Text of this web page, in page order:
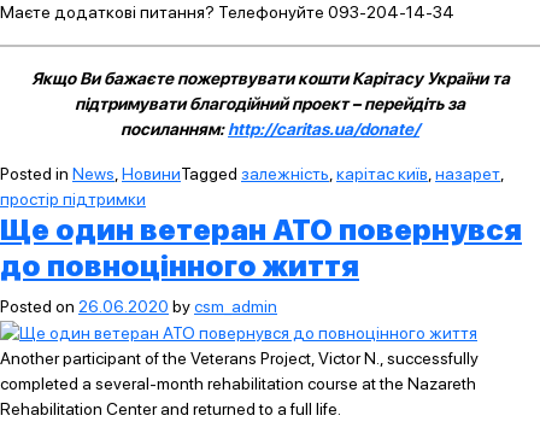
Маєте додаткові питання? Телефонуйте 093-204-14-34
Якщо Ви бажаєте пожертвувати кошти Карітасу України та
підтримувати благодійний проект – перейдіть за
посиланням:http://caritas.ua/donate/
Posted in News НовиниTagged залежність карітас київ назарет
простір підтримки
Ще один ветеран АТО повернувся
до повноцінного життя
Posted on 26.06.2020 bycsm_admin
Another participant of the Veterans Project, Victor N., successfully
completed a several-month rehabilitation course at the Nazareth
Rehabilitation Center and returned to a full life.